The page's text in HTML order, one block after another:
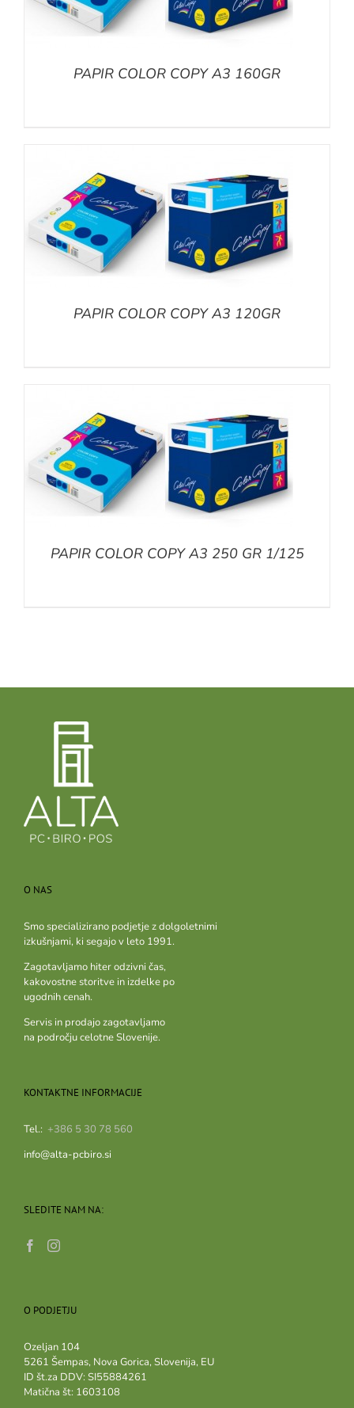
PAPIR COLOR COPY A3 160GR
PAPIR COLOR COPY A3 120GR
PAPIR COLOR COPY A3 250 GR 1/125
O NAS
Smo specializirano podjetje z dolgoletnimi
izkušnjami, ki segajo v leto 1991.
Zagotavljamo hiter odzivni čas,
kakovostne storitve in izdelke po
ugodnih cenah.
Servis in prodajo zagotavljamo
na področju celotne Slovenije.
KONTAKTNE INFORMACIJE
Tel.: +386 5 30 78 560
info@alta-pcbiro.si
SLEDITE NAM NA:
O PODJETJU
Ozeljan 104
5261 Šempas, Nova Gorica, Slovenija, EU
ID št.za DDV: SI55884261
Matična št: 1603108